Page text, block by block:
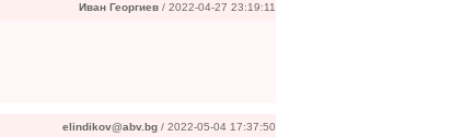
Иван Георгиев / 2022-04-27 23:19:11
elindikov@abv.bg / 2022-05-04 17:37:50